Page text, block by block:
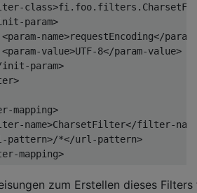
class>
param>
<param-name>requestEncoding</
<param-value>UTF-8</param-value>
param>
mapping>
name>CharsetFilter</filter-
pattern>/*</url-pattern>
mapping>
zum Erstellen dieses